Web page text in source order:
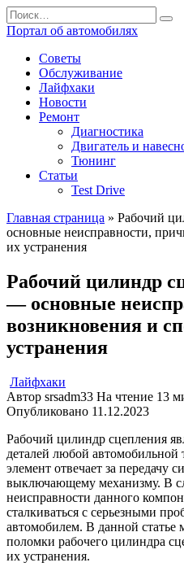
Перейти
к
содержанию
Search
for:
Портал об автомобилях
Советы
Обслуживание
Лайфхаки
Новости
Ремонт
Диагностика
Двигатель и
Тюнинг
Статьи
Test Drive
Главная страница » Рабочий
основные неисправности,
их устранения
Рабочий цилиндр
— основные
возникновения и
устранения
Лайфхаки
Автор srsadm33 На чтение 13
Опубликовано 11.12.2023
Рабочий цилиндр сцепления
деталей любой
элемент отвечает за передачу
выключающему механизму. В
неисправности данного
сталкиваться с серьезными
автомобилем. В данной
поломки рабочего цилиндра
их устранения.